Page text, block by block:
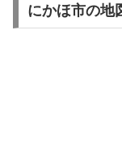
にかほ市の地